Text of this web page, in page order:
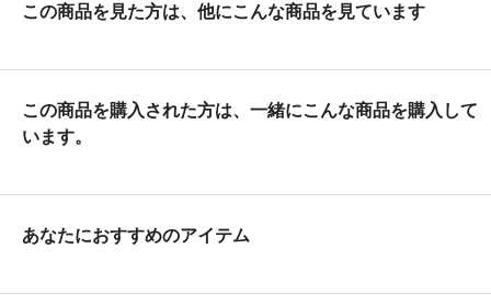
この商品を見た方は、他にこんな商品を見ています
この商品を購入された方は、一緒にこんな商品を購入して
います。
あなたにおすすめのアイテム